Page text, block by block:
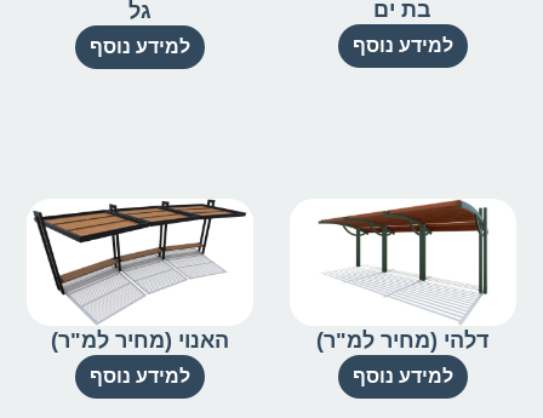
בת ים
למידע נוסף
גל
למידע נוסף
דלהי (מחיר למ"ר)
למידע נוסף
האנוי (מחיר למ"ר)
למידע נוסף